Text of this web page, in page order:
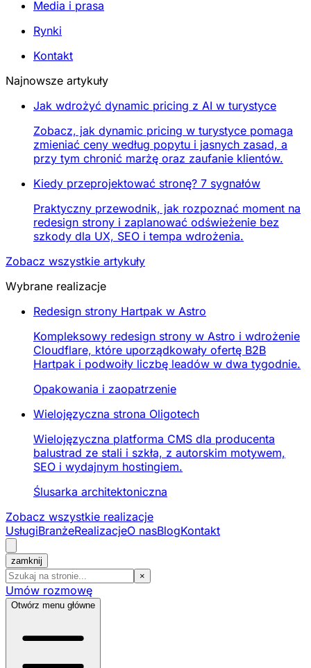
Media i prasa
Rynki
Kontakt
Najnowsze artykuły
Jak wdrożyć dynamic pricing z AI w turystyce
Zobacz, jak dynamic pricing w turystyce pomaga
zmieniać ceny według popytu i jasnych zasad, a
przy tym chronić marżę oraz zaufanie klientów.
Kiedy przeprojektować stronę? 7 sygnałów
Praktyczny przewodnik, jak rozpoznać moment na
redesign strony i zaplanować odświeżenie bez
szkody dla UX, SEO i tempa wdrożenia.
Zobacz wszystkie artykuły
Wybrane realizacje
Redesign strony Hartpak w Astro
Kompleksowy redesign strony w Astro i wdrożenie
Cloudflare, które uporządkowały ofertę B2B
Hartpak i podwoiły liczbę leadów w dwa tygodnie.
Opakowania i zaopatrzenie
Wielojęzyczna strona Oligotech
Wielojęzyczna platforma CMS dla producenta
balustrad ze stali i szkła, z autorskim motywem,
SEO i wydajnym hostingiem.
Ślusarka architektoniczna
Zobacz wszystkie realizacje
UsługiBranżeRealizacjeO nasBlogKontakt
zamknij
×
Umów rozmowę
Otwórz menu główne